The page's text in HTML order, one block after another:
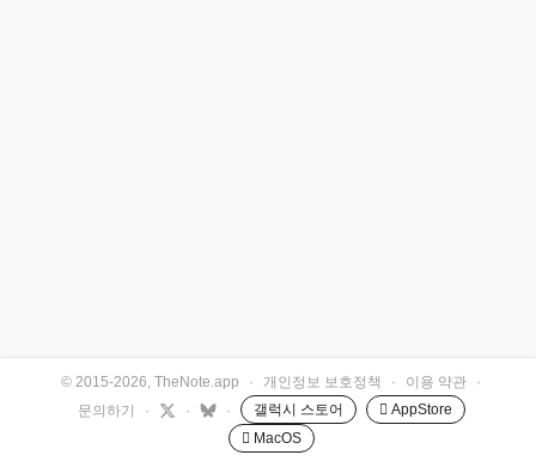
© 2015-2026, TheNote.app · 개인정보 보호정책 · 이용 약관
·
문의하기
· · · 갤럭시 스토어
 AppStore
 MacOS